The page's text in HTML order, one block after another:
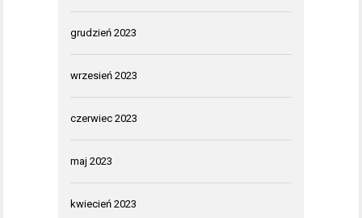
grudzień 2023
wrzesień 2023
czerwiec 2023
maj 2023
kwiecień 2023